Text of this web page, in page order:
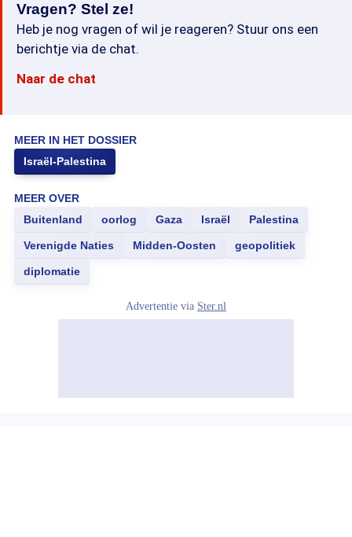
Vragen? Stel ze!
Heb je nog vragen of wil je reageren? Stuur ons een
berichtje via de chat.
Naar de chat
MEER IN HET DOSSIER
Israël-Palestina
MEER OVER
Buitenland
oorlog Gaza Israël Palestina
Verenigde Naties Midden-Oosten geopolitiek
diplomatie
Advertentie via Ster.nl